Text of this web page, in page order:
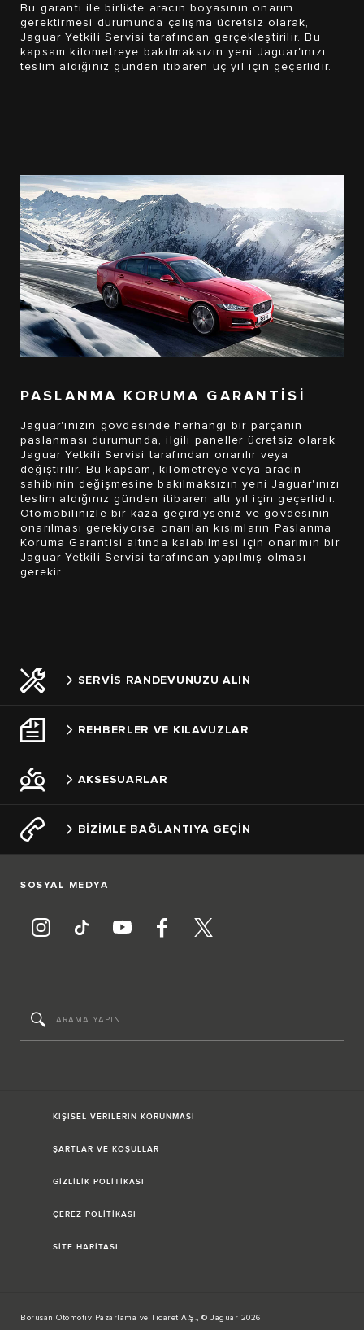
Bu garanti ile birlikte aracın boyasının onarım
gerektirmesi durumunda çalışma ücretsiz olarak,
Jaguar Yetkili Servisi tarafından gerçekleştirilir. Bu
kapsam kilometreye bakılmaksızın yeni Jaguar'ınızı
teslim aldığınız günden itibaren üç yıl için geçerlidir.
PASLANMA KORUMA GARANTİSİ
Jaguar'ınızın gövdesinde herhangi bir parçanın
paslanması durumunda, ilgili paneller ücretsiz olarak
Jaguar Yetkili Servisi tarafından onarılır veya
değiştirilir. Bu kapsam, kilometreye veya aracın
sahibinin değişmesine bakılmaksızın yeni Jaguar'ınızı
teslim aldığınız günden itibaren altı yıl için geçerlidir.
Otomobilinizle bir kaza geçirdiyseniz ve gövdesinin
onarılması gerekiyorsa onarılan kısımların Paslanma
Koruma Garantisi altında kalabilmesi için onarımın bir
Jaguar Yetkili Servisi tarafından yapılmış olması
gerekir.
SERVİS RANDEVUNUZU ALIN
REHBERLER VE KILAVUZLAR
AKSESUARLAR
BİZİMLE BAĞLANTIYA GEÇİN
SOSYAL MEDYA
KİŞİSEL VERİLERİN KORUNMASI
ŞARTLAR VE KOŞULLAR
GİZLİLİK POLİTİKASI
ÇEREZ POLİTİKASI
SİTE HARİTASI
Borusan Otomotiv Pazarlama ve Ticaret A.Ş., © Jaguar 2026